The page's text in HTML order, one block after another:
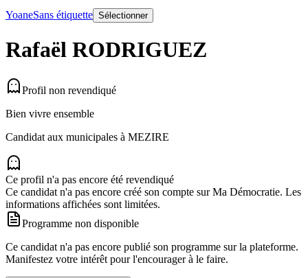
YoaneSans étiquette Sélectionner
Rafaël RODRIGUEZ
Profil non revendiqué
Bien vivre ensemble
Candidat aux municipales à MEZIRE
Ce profil n'a pas encore été revendiqué
Ce candidat n'a pas encore créé son compte sur Ma Démocratie. Les
informations affichées sont limitées.
Programme non disponible
Ce candidat n'a pas encore publié son programme sur la plateforme.
Manifestez votre intérêt pour l'encourager à le faire.